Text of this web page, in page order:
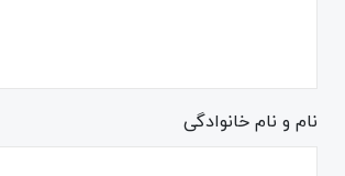
نام و نام خانوادگی